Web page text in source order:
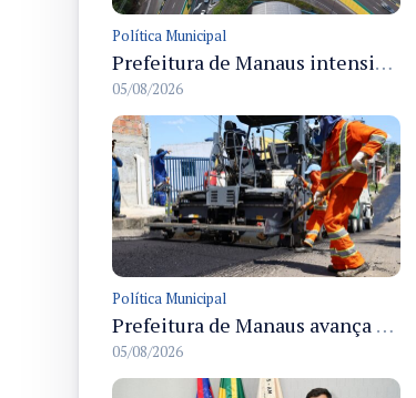
Política Municipal
Prefeitura de Manaus intensifica obras de modernização no viaduto Miguel Arraes para ampliar segurança e acessibilidade na região
05/08/2026
Política Municipal
Prefeitura de Manaus avança com recapeamento no Parque Rio Solimões e cobre cerca de 30 ruas
05/08/2026